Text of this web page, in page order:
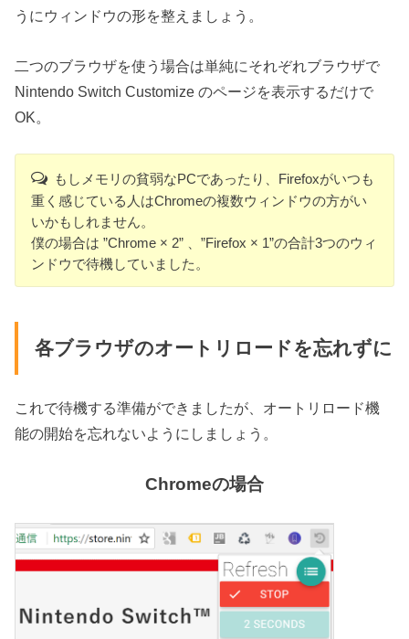
うにウィンドウの形を整えましょう。
二つのブラウザを使う場合は単純にそれぞれブラウザで
Nintendo Switch Customize のページを表示するだけで
OK。
もしメモリの貧弱なPCであったり、Firefoxがいつも
重く感じている人はChromeの複数ウィンドウの方がい
いかもしれません。
僕の場合は ”Chrome × 2” 、”Firefox × 1”の合計3つのウィ
ンドウで待機していました。
各ブラウザのオートリロードを忘れずに
これで待機する準備ができましたが、オートリロード機
能の開始を忘れないようにしましょう。
Chromeの場合